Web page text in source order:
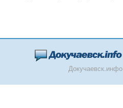
Докучаевск.инфо